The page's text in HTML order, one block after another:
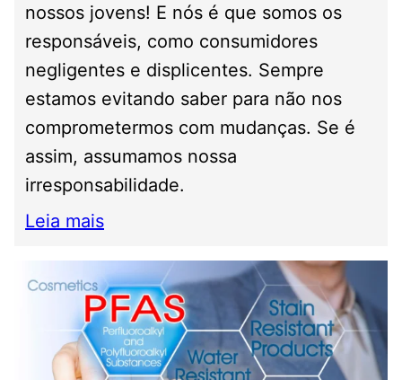
nossos jovens! E nós é que somos os
responsáveis, como consumidores
negligentes e displicentes. Sempre
estamos evitando saber para não nos
comprometermos com mudanças. Se é
assim, assumamos nossa
irresponsabilidade.
Leia mais